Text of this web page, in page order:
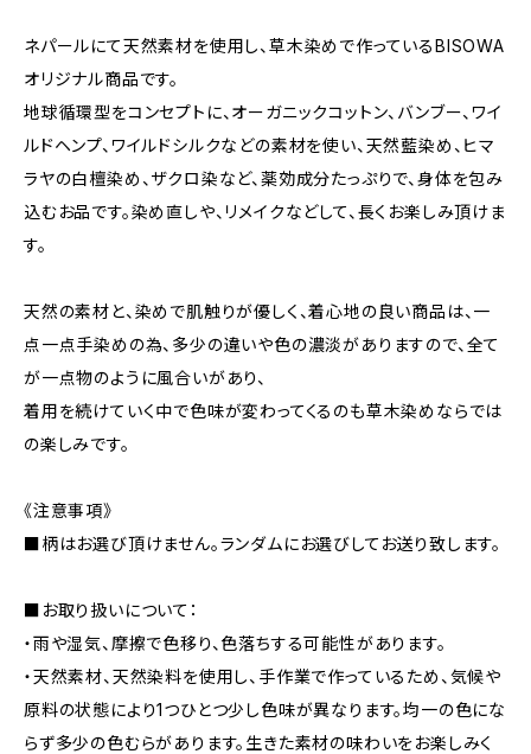
ネパールにて天然素材を使用し、草木染めで作っているBISOWA
オリジナル商品です。
地球循環型をコンセプトに、オーガニックコットン、バンブー、ワイ
ルドヘンプ、ワイルドシルクなどの素材を使い、天然藍染め、ヒマ
ラヤの白檀染め、ザクロ染など、薬効成分たっぷりで、身体を包み
込むお品です。染め直しや、リメイクなどして、長くお楽しみ頂けま
す。
天然の素材と、染めで肌触りが優しく、着心地の良い商品は、一
点一点手染めの為、多少の違いや色の濃淡がありますので、全て
が一点物のように風合いがあり、
着用を続けていく中で色味が変わってくるのも草木染めならでは
の楽しみです。
《注意事項》
■柄はお選び頂けません。ランダムにお選びしてお送り致します。
■お取り扱いについて：
・雨や湿気、摩擦で色移り、色落ちする可能性があります。
・天然素材、天然染料を使用し、手作業で作っているため、気候や
原料の状態により1つひとつ少し色味が異なります。均一の色にな
らず多少の色むらがあります。生きた素材の味わいをお楽しみく